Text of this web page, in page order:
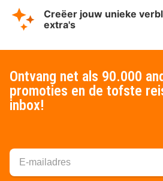
Creëer jouw unieke
extra's
Ontvang net als 90.000
promoties en de tofste
inbox!